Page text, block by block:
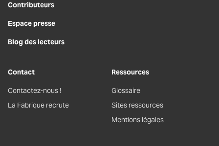
Contributeurs
Espace presse
Blog des lecteurs
Contact
Contactez-nous !
La Fabrique recrute
Ressources
Glossaire
Sites ressources
Mentions légales